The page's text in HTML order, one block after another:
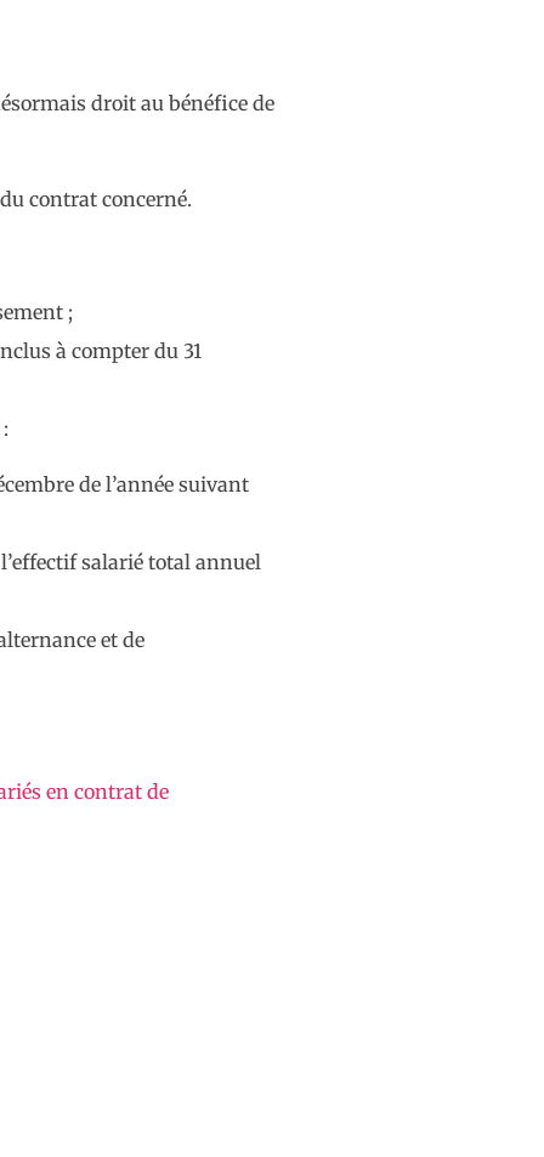
droit au bénéfice de
contrat concerné.
;
à compter du 31
de l’année suivant
salarié total annuel
et de
en contrat de